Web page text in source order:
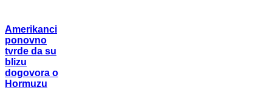
Amerikanci
ponovno
tvrde da su
blizu
dogovora o
Hormuzu